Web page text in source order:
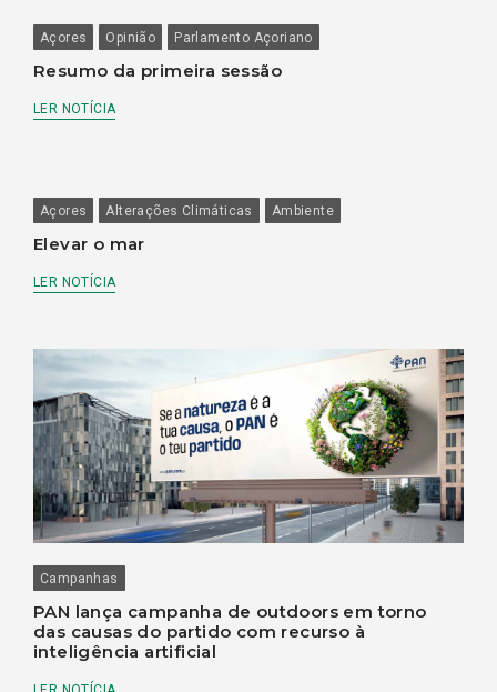
Açores Opinião Parlamento Açoriano
Resumo da primeira sessão
LER NOTÍCIA
Açores Alterações Climáticas Ambiente
Elevar o mar
LER NOTÍCIA
Campanhas
PAN lança campanha de outdoors em torno
das causas do partido com recurso à
inteligência artificial